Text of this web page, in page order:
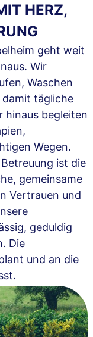
HERZ,
geht weit
Wir
Waschen
damit tägliche
hinaus begleiten
Wegen.
ist die
gemeinsame
Vertrauen und
geduldig
Die
und an die